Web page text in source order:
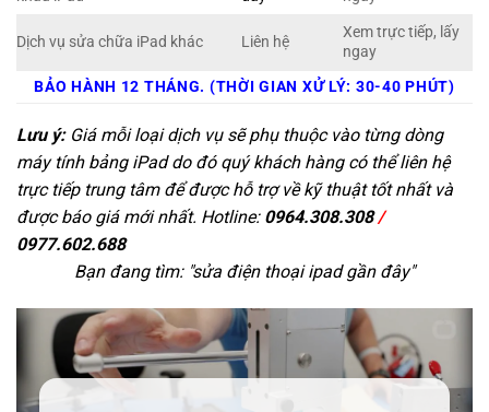
Dịch vụ sửa chữa iPad khác Liên hệ
Xem trực tiếp, lấy
ngay
BẢO HÀNH 12 THÁNG. (THỜI GIAN XỬ LÝ: 30-40 PHÚT)
Lưu ý:Giá mỗi loại dịch vụ sẽ phụ thuộc vào từng dòng
máy tính bảng iPad do đó quý khách hàng có thể liên hệ
trực tiếp trung tâm để được hỗ trợ về kỹ thuật tốt nhất và
được báo giá mới nhất. Hotline: 0964.308.308/
0977.602.688
Bạn đang tìm: "sửa điện thoại ipad gần đây"